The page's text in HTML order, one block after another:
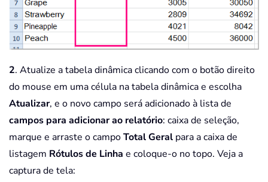
2. Atualize a tabela dinâmica clicando com o botão direito
do mouse em uma célula na tabela dinâmica e escolha
Atualizar, e o novo campo será adicionado à lista de
campos para adicionar ao relatório: caixa de seleção,
marque e arraste o campoTotal Geral para a caixa de
listagem Rótulos de Linha e coloque-o no topo. Veja a
captura de tela: